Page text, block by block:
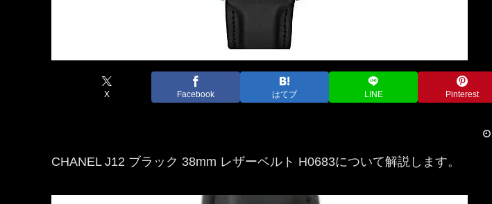
X Facebook はてブ LINE Pinterest
CHANEL J12 ブラック 38mm レザーベルト H0683について解説します。